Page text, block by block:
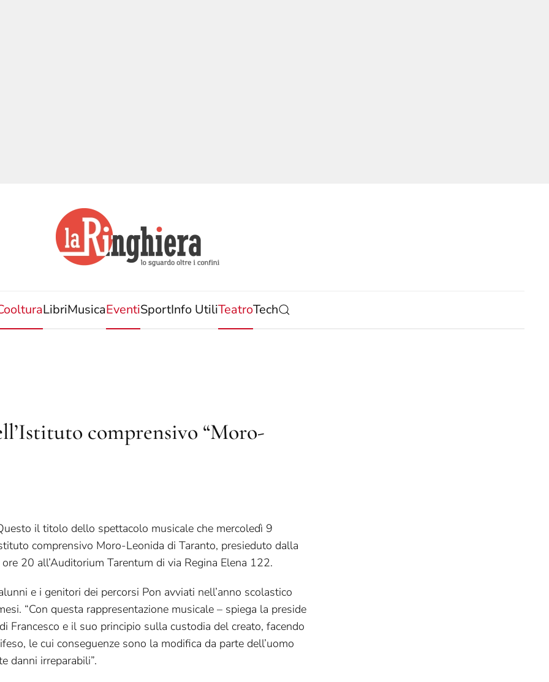
LibriMusicaEventiSportInfo UtiliTeatroTech
comprensivo “Moro-
il titolo dello spettacolo musicale che mercoledì 9
comprensivo Moro-Leonida di Taranto, presieduto dalla
20 all’Auditorium Tarentum di via Regina Elena 122.
e i genitori dei percorsi Pon avviati nell’anno scolastico
“Con questa rappresentazione musicale – spiega la preside
Francesco e il suo principio sulla custodia del creato, facendo
le cui conseguenze sono la modifica da parte dell’uomo
danni irreparabili”.